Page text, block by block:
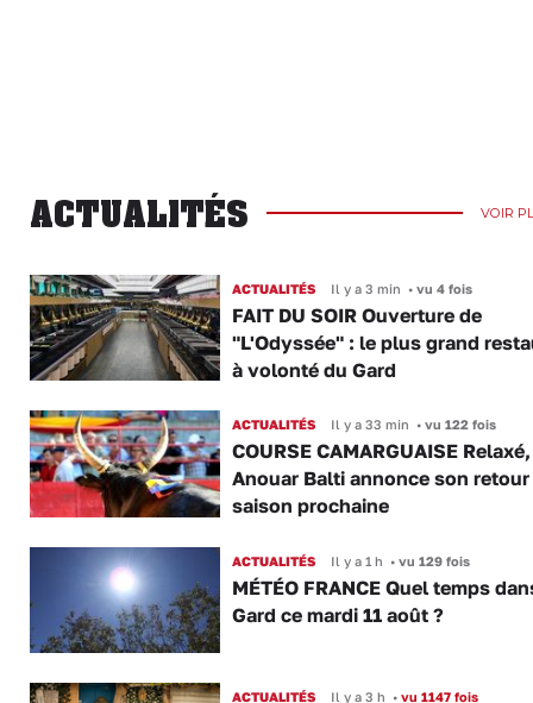
ACTUALITÉS VOIR
ACTUALITÉS Il y a 3 min •vu 4 fois
FAIT DU SOIR Ouverture de
"L'Odyssée" : le plus grand
à volonté du Gard
ACTUALITÉS Il y a 33 min •vu 122 fois
COURSE CAMARGUAISE Relaxé,
Anouar Balti annonce son retour
saison prochaine
ACTUALITÉS Il y a 1 h •vu 129 fois
MÉTÉO FRANCE Quel temps
Gard ce mardi 11 août ?
ACTUALITÉS Il y a 3 h •vu 1147 fois